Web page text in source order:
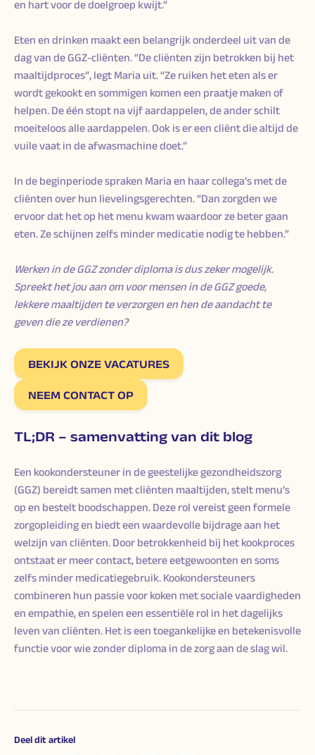
en hart voor de doelgroep kwijt.”
Eten en drinken maakt een belangrijk onderdeel uit van de
dag van de GGZ-cliënten. “De cliënten zijn betrokken bij het
maaltijdproces”, legt Maria uit. “Ze ruiken het eten als er
wordt gekookt en sommigen komen een praatje maken of
helpen. De één stopt na vijf aardappelen, de ander schilt
moeiteloos alle aardappelen. Ook is er een cliënt die altijd de
vuile vaat in de afwasmachine doet.”
In de beginperiode spraken Maria en haar collega’s met de
cliënten over hun lievelingsgerechten. “Dan zorgden we
ervoor dat het op het menu kwam waardoor ze beter gaan
eten. Ze schijnen zelfs minder medicatie nodig te hebben.”
Werken in de GGZ zonder diploma is dus zeker mogelijk.
Spreekt het jou aan om voor mensen in de GGZ goede,
lekkere maaltijden te verzorgen en hen de aandacht te
geven die ze verdienen?
BEKIJK ONZE VACATURES
NEEM CONTACT OP
TL;DR – samenvatting van dit blog
Een kookondersteuner in de geestelijke gezondheidszorg
(GGZ) bereidt samen met cliënten maaltijden, stelt menu’s
op en bestelt boodschappen. Deze rol vereist geen formele
zorgopleiding en biedt een waardevolle bijdrage aan het
welzijn van cliënten. Door betrokkenheid bij het kookproces
ontstaat er meer contact, betere eetgewoonten en soms
zelfs minder medicatiegebruik. Kookondersteuners
combineren hun passie voor koken met sociale vaardigheden
en empathie, en spelen een essentiële rol in het dagelijks
leven van cliënten. Het is een toegankelijke en betekenisvolle
functie voor wie zonder diploma in de zorg aan de slag wil.
Deel dit artikel